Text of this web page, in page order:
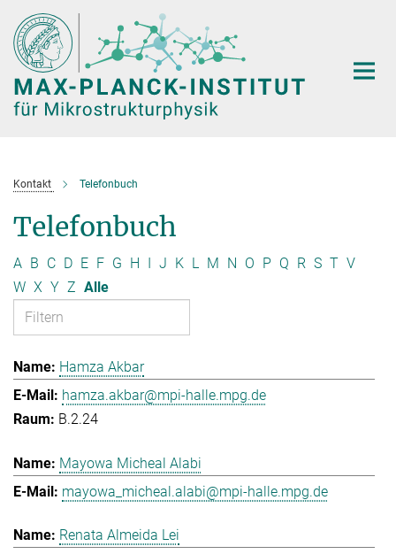
Hauptinhalt
Kontakt Telefonbuch
Telefonbuch
A B C D E F G H I J K L M N O P Q R S T V
W X Y Z Alle
Hamza Akbar
hamza.akbar@mpi-halle.mpg.de
B.2.24
Mayowa Micheal Alabi
mayowa_micheal.alabi@mpi-halle.mpg.de
Renata Almeida Lei